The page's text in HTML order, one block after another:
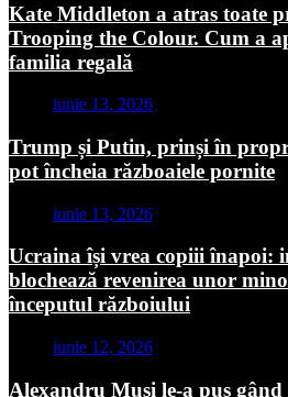
Kate Middleton a atras toate
Trooping the Colour. Cum a
familia regală
iunie 13, 2026
Trump și Putin, prinși în
pot încheia războaiele pornite
iunie 13, 2026
Ucraina își vrea copiii înapoi:
blochează revenirea unor
începutul războiului
iunie 12, 2026
Alexandru Musi le-a pus